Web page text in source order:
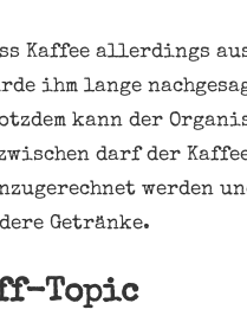
Kaffee allerdings
ihm lange
kann der
darf der
werden
Getränke.
Topic